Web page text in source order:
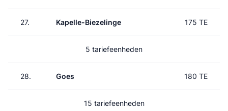
27. Kapelle-Biezelinge 175 TE
5 tariefeenheden
28. Goes 180 TE
15 tariefeenheden